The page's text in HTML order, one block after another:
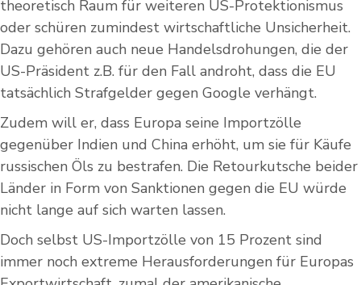
theoretisch Raum für weiteren US-Protektionismus
oder schüren zumindest wirtschaftliche Unsicherheit.
Dazu gehören auch neue Handelsdrohungen, die der
US-Präsident z.B. für den Fall androht, dass die EU
tatsächlich Strafgelder gegen Google verhängt.
Zudem will er, dass Europa seine Importzölle
gegenüber Indien und China erhöht, um sie für Käufe
russischen Öls zu bestrafen. Die Retourkutsche beider
Länder in Form von Sanktionen gegen die EU würde
nicht lange auf sich warten lassen.
Doch selbst US-Importzölle von 15 Prozent sind
immer noch extreme Herausforderungen für Europas